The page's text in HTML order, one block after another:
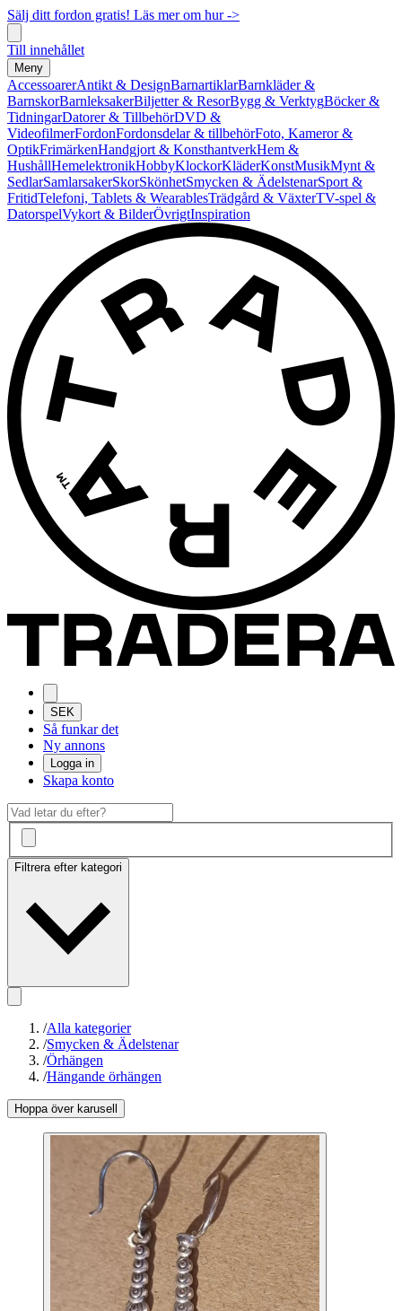
Sälj ditt fordon gratis! Läs mer om hur ->
Till innehållet
Meny
AccessoarerAntikt & DesignBarnartiklarBarnkläder &
BarnskorBarnleksakerBiljetter & ResorBygg & VerktygBöcker &
TidningarDatorer & TillbehörDVD &
VideofilmerFordonFordonsdelar & tillbehörFoto, Kameror &
OptikFrimärkenHandgjort & KonsthantverkHem &
HushållHemelektronikHobbyKlockorKläderKonstMusikMynt &
SedlarSamlarsakerSkorSkönhetSmycken & ÄdelstenarSport &
FritidTelefoni, Tablets & WearablesTrädgård & VäxterTV-spel &
DatorspelVykort & BilderÖvrigtInspiration
SEK
Så funkar det
Ny annons
Logga in
Skapa konto
Filtrera efter kategori
/Alla kategorier
/Smycken & Ädelstenar
/Örhängen
/Hängande örhängen
Hoppa över karusell